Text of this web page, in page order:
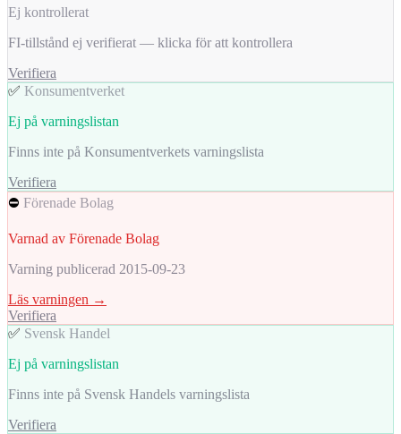
Ej kontrollerat
FI-tillstånd ej verifierat — klicka för att kontrollera
Verifiera
✅ Konsumentverket
Ej på varningslistan
Finns inte på Konsumentverkets varningslista
Verifiera
⛔ Förenade Bolag
Varnad av Förenade Bolag
Varning publicerad 2015-09-23
Läs varningen →
Verifiera
✅ Svensk Handel
Ej på varningslistan
Finns inte på Svensk Handels varningslista
Verifiera